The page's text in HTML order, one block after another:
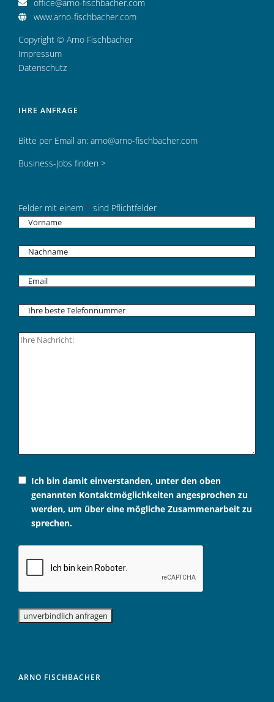
office@arno-fischbacher.com
www.arno-fischbacher.com
Copyright © Arno Fischbacher
Impressum
Datenschutz
IHRE ANFRAGE
Bitte per Email an: arno@arno-fischbacher.com
Business-Jobs finden >
Felder mit einem * sind Pflichtfelder
Ich bin damit einverstanden, unter den oben
genannten Kontaktmöglichkeiten angesprochen zu
werden, um über eine mögliche Zusammenarbeit zu
sprechen.
ARNO FISCHBACHER